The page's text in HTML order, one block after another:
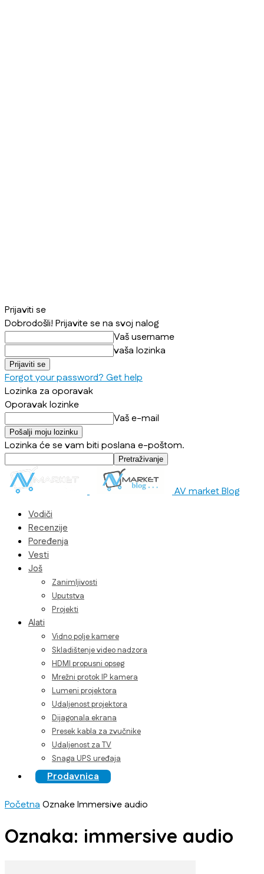
Prijaviti se
Dobrodošli! Prijavite se na svoj nalog
Vaš username
vaša lozinka
Forgot your password? Get help
Lozinka za oporavak
Oporavak lozinke
Vaš e-mail
Lozinka će se vam biti poslana e-poštom.
AV market Blog
Vodiči
Recenzije
Poređenja
Vesti
Još
Zanimljivosti
Uputstva
Projekti
Alati
Vidno polje kamere
Skladištenje video nadzora
HDMI propusni opseg
Mrežni protok IP kamera
Lumeni projektora
Udaljenost projektora
Dijagonala ekrana
Presek kabla za zvučnike
Udaljenost za TV
Snaga UPS uređaja
Prodavnica
PočetnaOznakeImmersive audio
Oznaka: immersive audio